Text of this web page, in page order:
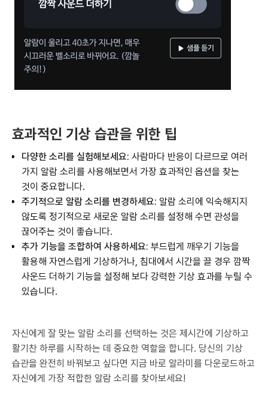
효과적인 기상 습관을 위한 팁
다양한 소리를 실험해보세요: 사람마다 반응이 다르므로 여러
가지 알람 소리를 사용해보면서 가장 효과적인 옵션을 찾는
것이 중요합니다.
주기적으로 알람 소리를 변경하세요: 알람 소리에 익숙해지지
않도록 정기적으로 새로운 알람 소리를 설정해 수면 관성을
끊어주는 것이 좋습니다.
추가 기능을 조합하여 사용하세요: 부드럽게 깨우기 기능을
활용해 자연스럽게 기상하거나, 침대에서 시간을 끌 경우 깜짝
사운드 더하기 기능을 설정해 보다 강력한 기상 효과를 누릴 수
있습니다.
자신에게 잘 맞는 알람 소리를 선택하는 것은 제시간에 기상하고
활기찬 하루를 시작하는 데 중요한 역할을 합니다. 당신의 기상
습관을 완전히 바꿔보고 싶다면 지금 바로 알라미를 다운로드하고
자신에게 가장 적합한 알람 소리를 찾아보세요!